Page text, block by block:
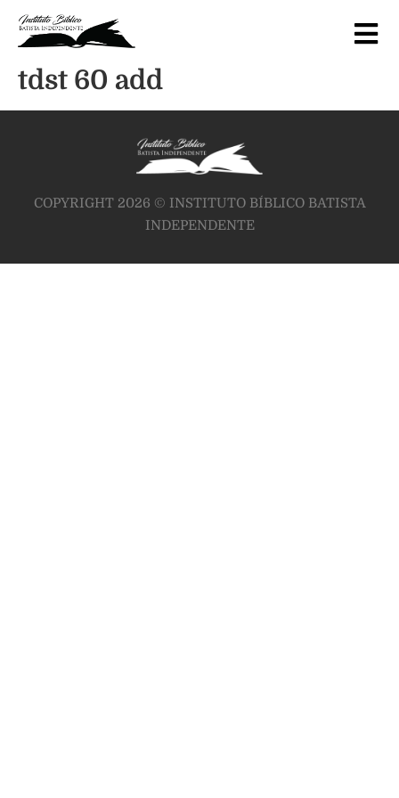
tdst 60 add
COPYRIGHT 2026 © INSTITUTO BÍBLICO BATISTA
INDEPENDENTE